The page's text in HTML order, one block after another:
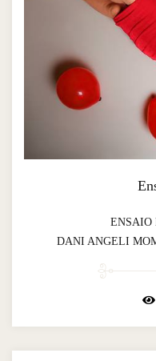
ENSAIO
DANI ANGELI